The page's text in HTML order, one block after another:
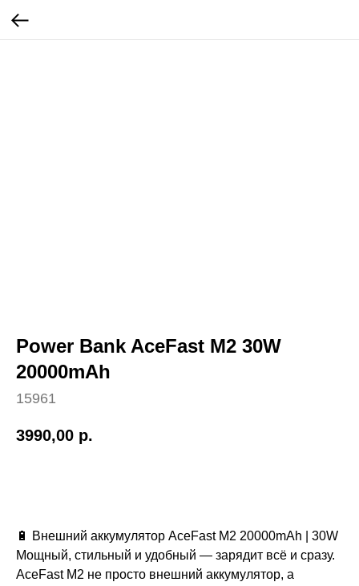
Power Bank AceFast M2 30W
20000mAh
15961
3990,00 р.
🔋 Внешний аккумулятор AceFast M2 20000mAh | 30W
Мощный, стильный и удобный — зарядит всё и сразу.
AceFast M2 не просто внешний аккумулятор, а